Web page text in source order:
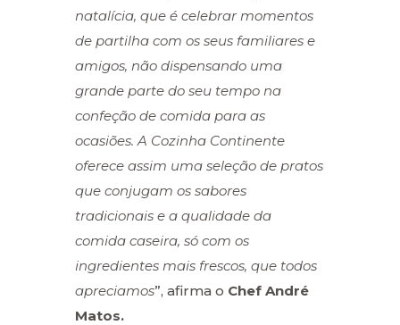
natalícia, que é celebrar momentos
de partilha com os seus familiares e
amigos, não dispensando uma
grande parte do seu tempo na
confeção de comida para as
ocasiões. A Cozinha Continente
oferece assim uma seleção de pratos
que conjugam os sabores
tradicionais e a qualidade da
comida caseira, só com os
ingredientes mais frescos, que todos
apreciamos”, afirma o Chef André
Matos.